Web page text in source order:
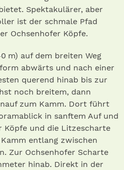
Spektakulärer, aber
ist der schmale Pfad
Ochsenhofer Köpfe.
m) auf dem breiten Weg
abwärts und nach einer
querend hinab bis zur
noch breitem, dann
zum Kamm. Dort führt
in sanftem Auf und
Köpfe und die Litzescharte
entlang zwischen
Zur Ochsenhofer Scharte
hinab. Direkt in der